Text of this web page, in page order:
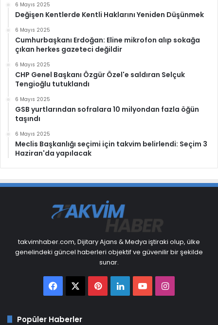
6 Mayıs 2025
Değişen Kentlerde Kentli Haklarını Yeniden Düşünmek
6 Mayıs 2025
Cumhurbaşkanı Erdoğan: Eline mikrofon alıp sokağa
çıkan herkes gazeteci değildir
6 Mayıs 2025
CHP Genel Başkanı Özgür Özel'e saldıran Selçuk
Tengioğlu tutuklandı
6 Mayıs 2025
GSB yurtlarından sofralara 10 milyondan fazla öğün
taşındı
6 Mayıs 2025
Meclis Başkanlığı seçimi için takvim belirlendi: Seçim 3
Haziran'da yapılacak
takvimhaber.com, Dijitary Ajans & Medya iştiraki olup, ülke
genelindeki güncel haberleri objektif ve güvenilir bir şekilde
sunar.
FacebookPinterest
LinkedInYouTubeInstagram
Popüler Haberler